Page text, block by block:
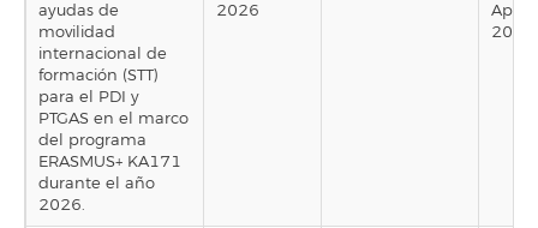
ayudas de
movilidad
internacional de
formación (STT)
para el PDI y
PTGAS en el marco
del programa
ERASMUS+ KA171
durante el año
2026.
2026
Apr
2026